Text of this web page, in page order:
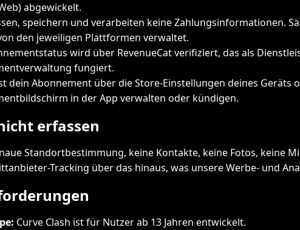
abgewickelt.
speichern und verarbeiten keine Zahlungsinformationen.
den jeweiligen Plattformen verwaltet.
wird über RevenueCat verifiziert, das als
fungiert.
dein Abonnement über die Store-Einstellungen deines Geräts
in der App verwalten oder kündigen.
erfassen
Standortbestimmung, keine Kontakte, keine Fotos, keine
Tracking über das hinaus, was unsere Werbe- und
Curve Clash ist für Nutzer ab 13 Jahren entwickelt.